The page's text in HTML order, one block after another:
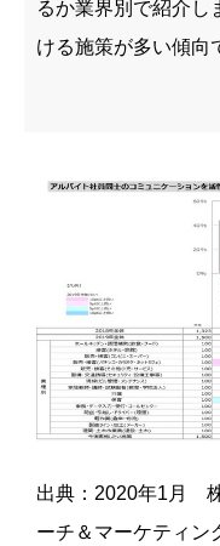
るか業界別で紹介し
ける施策が多い傾向
出典：2020年1月
ーチ＆マーケティ